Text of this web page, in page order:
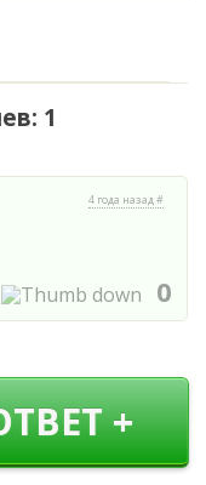
1
4 года назад #
0
+